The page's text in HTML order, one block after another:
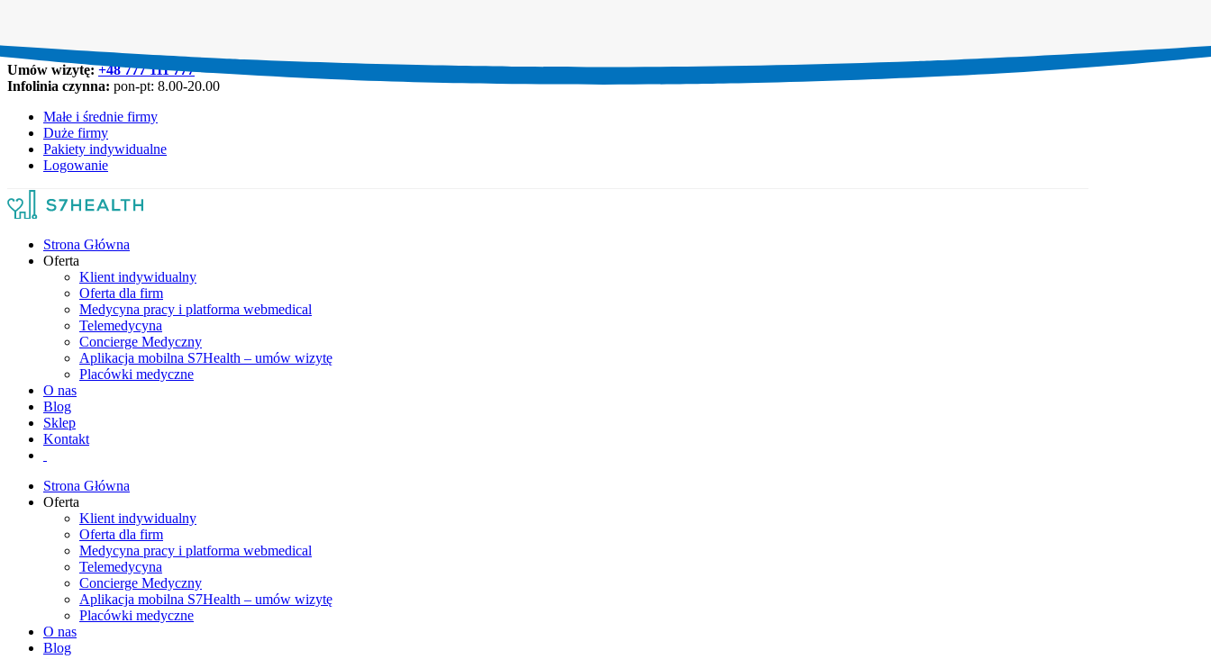
Umów wizytę:+48 777 111 777
Infolinia czynna: pon-pt: 8.00-20.00
Małe i średnie firmy
Duże firmy
Pakiety indywidualne
Logowanie
Strona Główna
Oferta
Klient indywidualny
Oferta dla firm
Medycyna pracy i platforma webmedical
Telemedycyna
Concierge Medyczny
Aplikacja mobilna S7Health – umów wizytę
Placówki medyczne
O nas
Blog
Sklep
Kontakt
Strona Główna
Oferta
Klient indywidualny
Oferta dla firm
Medycyna pracy i platforma webmedical
Telemedycyna
Concierge Medyczny
Aplikacja mobilna S7Health – umów wizytę
Placówki medyczne
O nas
Blog